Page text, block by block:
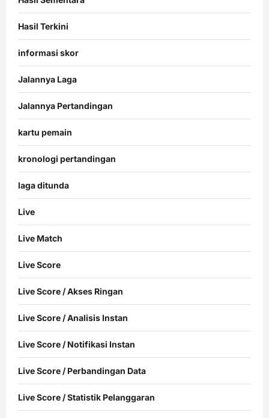
Hasil Terkini
informasi skor
Jalannya Laga
Jalannya Pertandingan
kartu pemain
kronologi pertandingan
laga ditunda
Live
Live Match
Live Score
Live Score / Akses Ringan
Live Score / Analisis Instan
Live Score / Notifikasi Instan
Live Score / Perbandingan Data
Live Score / Statistik Pelanggaran